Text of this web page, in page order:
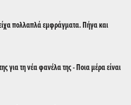
πολλαπλά εμφράγματα. Πήγα και
για τη νέα φανέλα της - Ποια μέρα είναι